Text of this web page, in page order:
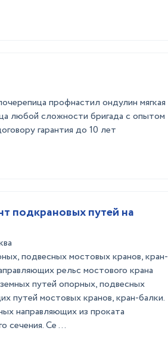
профнастил ондулин мягкая
любой сложности бригада с опытом
гарантия до 10 лет
подкрановых путей на
подвесных мостовых кранов, кран-
рельс мостового крана
путей опорных, подвесных
путей мостовых кранов, кран-балки.
направляющих из проката
сечения. Се ...